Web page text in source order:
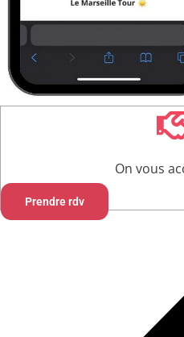
On vous
Prendre rdv